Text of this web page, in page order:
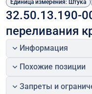
Единица измерения: Штука
32.50.13.190-
переливания
Информация
Похожие позиции
Запреты и